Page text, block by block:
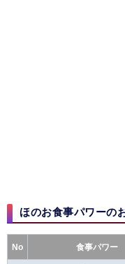
ほのお食事パワーの
No 食事パワー